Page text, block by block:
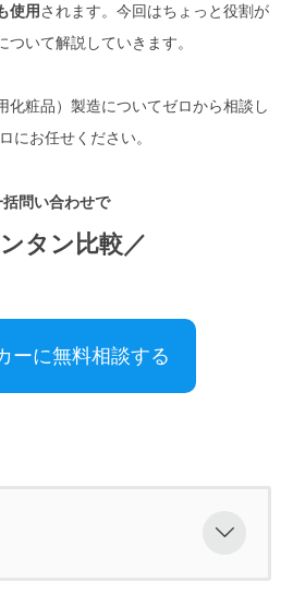
使用されます。今回はちょっと役割が
いて解説していきます。
化粧品）製造についてゼロから相談し
にお任せください。
括問い合わせで
タン比較／
ーに無料相談する
キレート（金属封鎖）剤が